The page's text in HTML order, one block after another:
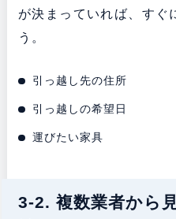
が決まっていれば、すぐ
う。
引っ越し先の住所
引っ越しの希望日
運びたい家具
3-2. 複数業者から